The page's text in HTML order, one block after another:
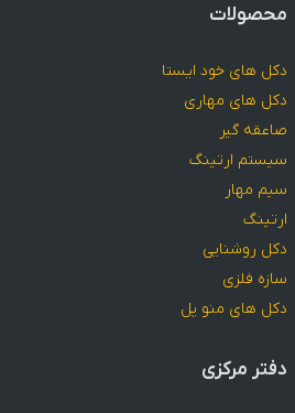
محصولات
دکل های خود ایستا
دکل های مهاری
صاعقه گیر
سیستم ارتینگ
سیم مهار
ارتینگ
دکل روشنایی
سازه فلزی
دکل های منو پل
دفتر مرکزی